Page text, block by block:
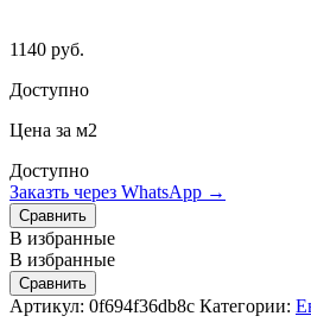
1140 руб.
Доступно
Цена за м2
Доступно
Заказть через WhatsApp →
Сравнить
В избранные
В избранные
Сравнить
Артикул: 0f694f36db8c Категории: